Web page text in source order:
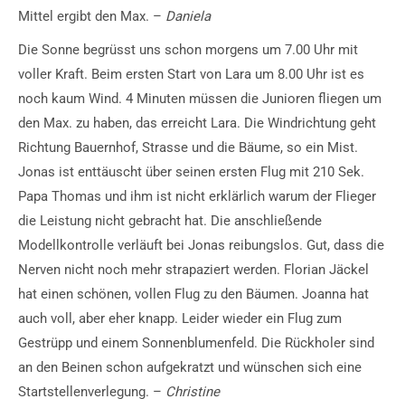
Mittel ergibt den Max. – Daniela
Die Sonne begrüsst uns schon morgens um 7.00 Uhr mit
voller Kraft. Beim ersten Start von Lara um 8.00 Uhr ist es
noch kaum Wind. 4 Minuten müssen die Junioren fliegen um
den Max. zu haben, das erreicht Lara. Die Windrichtung geht
Richtung Bauernhof, Strasse und die Bäume, so ein Mist.
Jonas ist enttäuscht über seinen ersten Flug mit 210 Sek.
Papa Thomas und ihm ist nicht erklärlich warum der Flieger
die Leistung nicht gebracht hat. Die anschließende
Modellkontrolle verläuft bei Jonas reibungslos. Gut, dass die
Nerven nicht noch mehr strapaziert werden. Florian Jäckel
hat einen schönen, vollen Flug zu den Bäumen. Joanna hat
auch voll, aber eher knapp. Leider wieder ein Flug zum
Gestrüpp und einem Sonnenblumenfeld. Die Rückholer sind
an den Beinen schon aufgekratzt und wünschen sich eine
Startstellenverlegung. – Christine